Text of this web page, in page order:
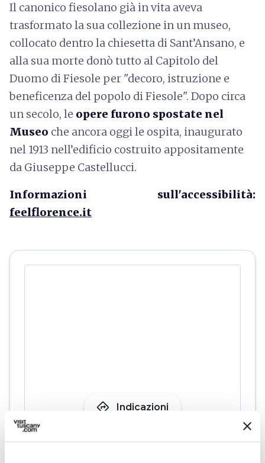
Il canonico fiesolano già in vita aveva
trasformato la sua collezione in un museo,
collocato dentro la chiesetta di Sant’Ansano, e
alla sua morte donò tutto al Capitolo del
Duomo di Fiesole per "decoro, istruzione e
beneficenza del popolo di Fiesole". Dopo circa
un secolo, le opere furono spostate nel
Museo che ancora oggi le ospita, inaugurato
nel 1913 nell’edificio costruito appositamente
da Giuseppe Castellucci.
Informazioni sull'accessibilità:
feelflorence.it
directions Indicazioni